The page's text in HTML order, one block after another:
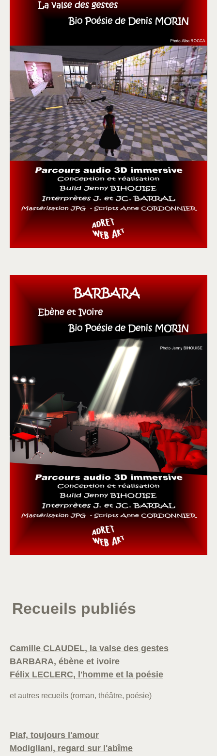
Recueils publiés
Camille CLAUDEL, la valse des gestes
BARBARA, ébène et ivoire
Félix LECLERC, l'homme et la poésie
et autres recueils (roman, théâtre, poésie)
Piaf, toujours l'amour
Modigliani, regard sur l'abîme